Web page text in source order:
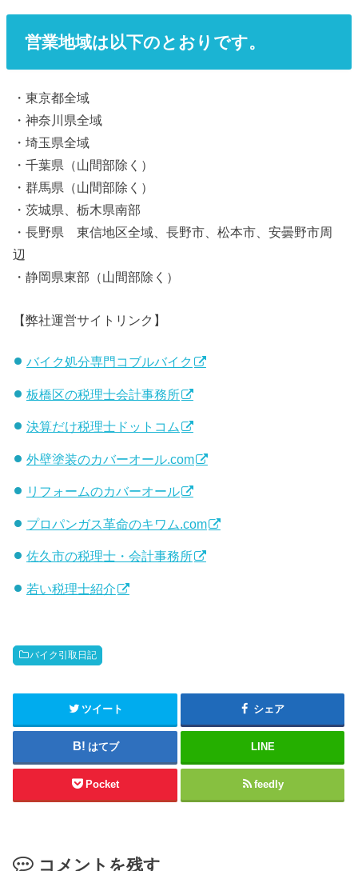
営業地域は以下のとおりです。
・東京都全域
・神奈川県全域
・埼玉県全域
・千葉県（山間部除く）
・群馬県（山間部除く）
・茨城県、栃木県南部
・長野県 東信地区全域、長野市、松本市、安曇野市周
辺
・静岡県東部（山間部除く）
【弊社運営サイトリンク】
バイク処分専門コブルバイク
板橋区の税理士会計事務所
決算だけ税理士ドットコム
外壁塗装のカバーオール.com
リフォームのカバーオール
プロパンガス革命のキワム.com
佐久市の税理士・会計事務所
若い税理士紹介
バイク引取日記
ツイート シェア
はてブ LINE
Pocket feedly
コメントを残す